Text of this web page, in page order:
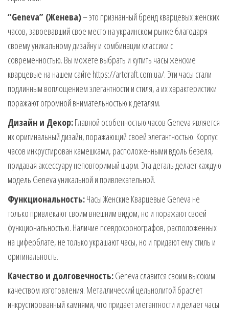
“Geneva” (Женева)– это признанный бренд кварцевых женских
часов, завоевавший свое место на украинском рынке благодаря
своему уникальному дизайну и комбинации классики с
современностью. Вы можете выбрать и купить часы женские
кварцевые на нашем сайте https://artdraft.com.ua/. Эти часы стали
подлинным воплощением элегантности и стиля, а их характеристики
поражают огромной внимательностью к деталям.
Дизайн и Декор:Главной особенностью часов Geneva является
их оригинальный дизайн, поражающий своей элегантностью. Корпус
часов инкрустирован камешками, расположенными вдоль безеля,
придавая аксессуару неповторимый шарм. Эта деталь делает каждую
модель Geneva уникальной и привлекательной.
Функциональность:Часы Женские Кварцевые Geneva не
только привлекают своим внешним видом, но и поражают своей
функциональностью. Наличие псевдохронографов, расположенных
на циферблате, не только украшают часы, но и придают ему стиль и
оригинальность.
Качество и долговечность:Geneva славится своим высоким
качеством изготовления. Металлический цельнолитой браслет
инкрустированный камнями, что придает элегантности и делает часы